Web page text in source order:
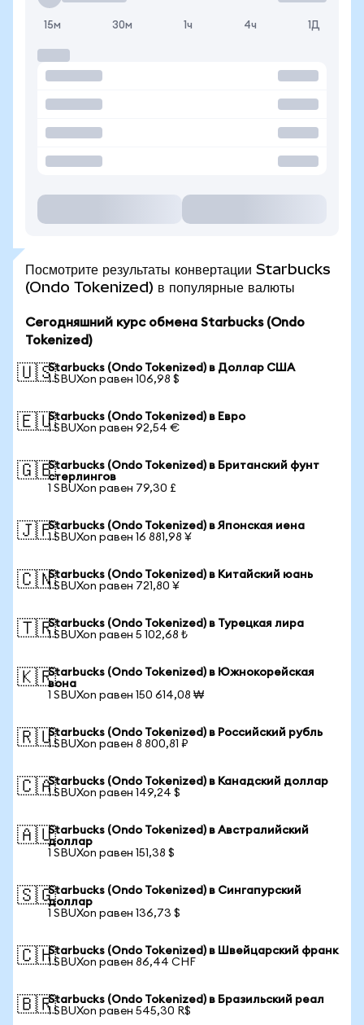
15м 30м 1ч 4ч 1Д
Посмотрите результаты конвертации Starbucks
(Ondo Tokenized) в популярные валюты
Сегодняшний курс обмена Starbucks (Ondo
Tokenized)
🇺🇸Starbucks (Ondo Tokenized) в Доллар США
1 SBUXon равен 106,98 $
🇪🇺Starbucks (Ondo Tokenized) в Евро
1 SBUXon равен 92,54 €
🇬🇧Starbucks (Ondo Tokenized) в Британский фунт
стерлингов
1 SBUXon равен 79,30 £
🇯🇵Starbucks (Ondo Tokenized) в Японская иена
1 SBUXon равен 16 881,98 ¥
🇨🇳Starbucks (Ondo Tokenized) в Китайский юань
1 SBUXon равен 721,80 ¥
🇹🇷Starbucks (Ondo Tokenized) в Турецкая лира
1 SBUXon равен 5 102,68 ₺
🇰🇷Starbucks (Ondo Tokenized) в Южнокорейская
вона
1 SBUXon равен 150 614,08 ₩
🇷🇺Starbucks (Ondo Tokenized) в Российский рубль
1 SBUXon равен 8 800,81 ₽
🇨🇦Starbucks (Ondo Tokenized) в Канадский доллар
1 SBUXon равен 149,24 $
🇦🇺Starbucks (Ondo Tokenized) в Австралийский
доллар
1 SBUXon равен 151,38 $
🇸🇬Starbucks (Ondo Tokenized) в Сингапурский
доллар
1 SBUXon равен 136,73 $
🇨🇭Starbucks (Ondo Tokenized) в Швейцарский франк
1 SBUXon равен 86,44 CHF
🇧🇷Starbucks (Ondo Tokenized) в Бразильский реал
1 SBUXon равен 545,30 R$